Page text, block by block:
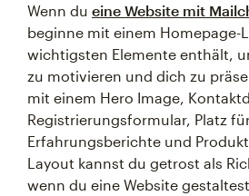
Wenn du eine Website mit
beginne mit einem Homepage-
wichtigsten Elemente enthält,
zu motivieren und dich zu
mit einem Hero Image,
Registrierungsformular, Platz
Erfahrungsberichte und
Layout kannst du getrost als
wenn du eine Website